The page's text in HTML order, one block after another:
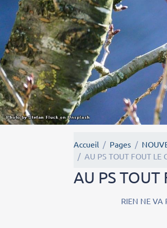
Accueil Pages
AU PS TOUT FOUT LE
AU PS TOUT
RIEN NE VA PLUS